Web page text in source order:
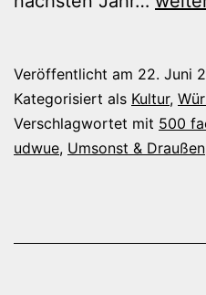
und
Veröffentlicht am 22. Juni
Kategorisiert als Kultur,
Verschlagwortet mit 500
udwue, Umsonst & Draußen